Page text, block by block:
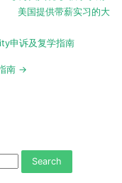
美国提供带薪实习的大
申诉及复学指南
南 →